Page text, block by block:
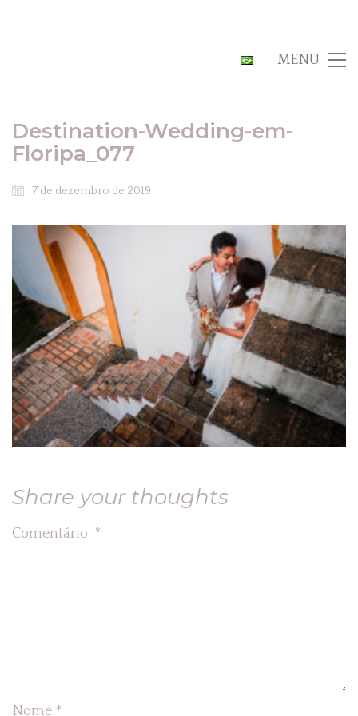
MENU
Destination-Wedding-em-
Floripa_077
7 de dezembro de 2019
Share your thoughts
Comentário *
Nome *